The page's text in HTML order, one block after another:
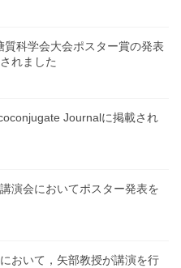
科学会大会ポスター賞の発表
れました
Journalに掲載され
演会においてポスター発表を
おいて，矢部教授が講演を行